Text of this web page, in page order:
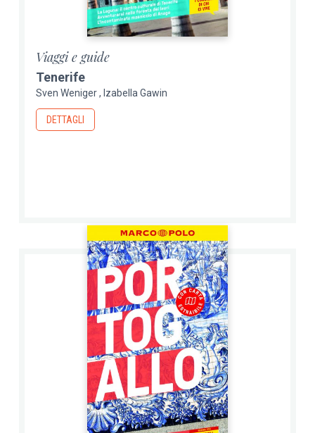
Viaggi e guide
Tenerife
Sven Weniger Izabella Gawin
DETTAGLI